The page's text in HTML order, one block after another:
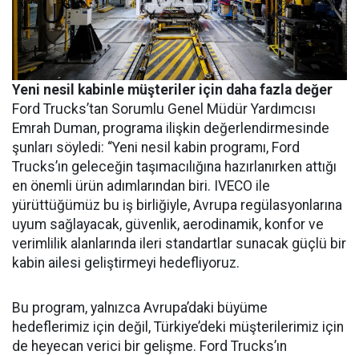
Yeni nesil kabinle müşteriler için daha fazla değer
Ford Trucks’tan Sorumlu Genel Müdür Yardımcısı
Emrah Duman, programa ilişkin değerlendirmesinde
şunları söyledi: “Yeni nesil kabin programı, Ford
Trucks’ın geleceğin taşımacılığına hazırlanırken attığı
en önemli ürün adımlarından biri. IVECO ile
yürüttüğümüz bu iş birliğiyle, Avrupa regülasyonlarına
uyum sağlayacak, güvenlik, aerodinamik, konfor ve
verimlilik alanlarında ileri standartlar sunacak güçlü bir
kabin ailesi geliştirmeyi hedefliyoruz.
Bu program, yalnızca Avrupa’daki büyüme
hedeflerimiz için değil, Türkiye’deki müşterilerimiz için
de heyecan verici bir gelişme. Ford Trucks’ın